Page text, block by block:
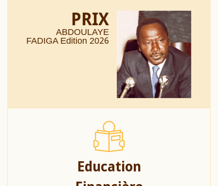
PRIX
ABDOULAYE
FADIGA Edition 2026
Education